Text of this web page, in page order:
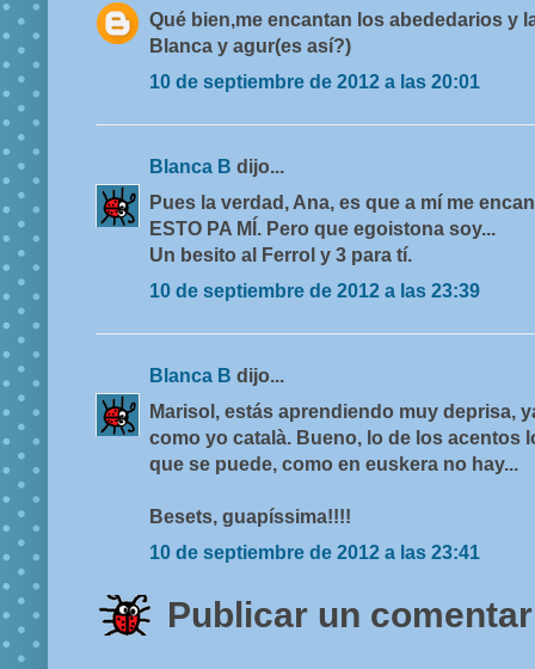
Qué bien,me encantan los abededarios y
Blanca y agur(es así?)
10 de septiembre de 2012 a las 20:01
Blanca B dijo...
Pues la verdad, Ana, es que a mí me
ESTO PA MÍ. Pero que egoistona soy...
Un besito al Ferrol y 3 para tí.
10 de septiembre de 2012 a las 23:39
Blanca B dijo...
Marisol, estás aprendiendo muy deprisa,
como yo català. Bueno, lo de los acentos
que se puede, como en euskera no hay...
Besets, guapíssima!!!!
10 de septiembre de 2012 a las 23:41
Publicar un